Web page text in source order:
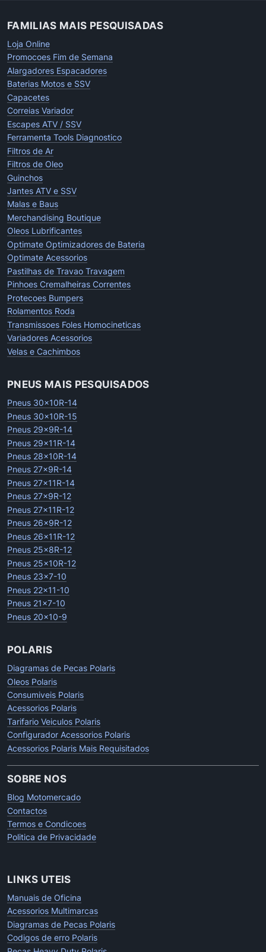
FAMILIAS MAIS PESQUISADAS
Loja Online
Promocoes Fim de Semana
Alargadores Espacadores
Baterias Motos e SSV
Capacetes
Correias Variador
Escapes ATV / SSV
Ferramenta Tools Diagnostico
Filtros de Ar
Filtros de Oleo
Guinchos
Jantes ATV e SSV
Malas e Baus
Merchandising Boutique
Oleos Lubrificantes
Optimate Optimizadores de Bateria
Optimate Acessorios
Pastilhas de Travao Travagem
Pinhoes Cremalheiras Correntes
Protecoes Bumpers
Rolamentos Roda
Transmissoes Foles Homocineticas
Variadores Acessorios
Velas e Cachimbos
PNEUS MAIS PESQUISADOS
Pneus 30x10R-14
Pneus 30x10R-15
Pneus 29x9R-14
Pneus 29x11R-14
Pneus 28x10R-14
Pneus 27x9R-14
Pneus 27x11R-14
Pneus 27x9R-12
Pneus 27x11R-12
Pneus 26x9R-12
Pneus 26x11R-12
Pneus 25x8R-12
Pneus 25x10R-12
Pneus 23x7-10
Pneus 22x11-10
Pneus 21x7-10
Pneus 20x10-9
POLARIS
Diagramas de Pecas Polaris
Oleos Polaris
Consumiveis Polaris
Acessorios Polaris
Tarifario Veiculos Polaris
Configurador Acessorios Polaris
Acessorios Polaris Mais Requisitados
SOBRE NOS
Blog Motomercado
Contactos
Termos e Condicoes
Politica de Privacidade
LINKS UTEIS
Manuais de Oficina
Acessorios Multimarcas
Diagramas de Pecas Polaris
Codigos de erro Polaris